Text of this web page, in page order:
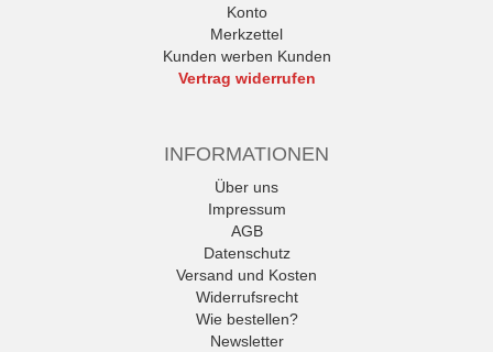
Konto
Merkzettel
Kunden werben Kunden
Vertrag widerrufen
INFORMATIONEN
Über uns
Impressum
AGB
Datenschutz
Versand und Kosten
Widerrufsrecht
Wie bestellen?
Newsletter